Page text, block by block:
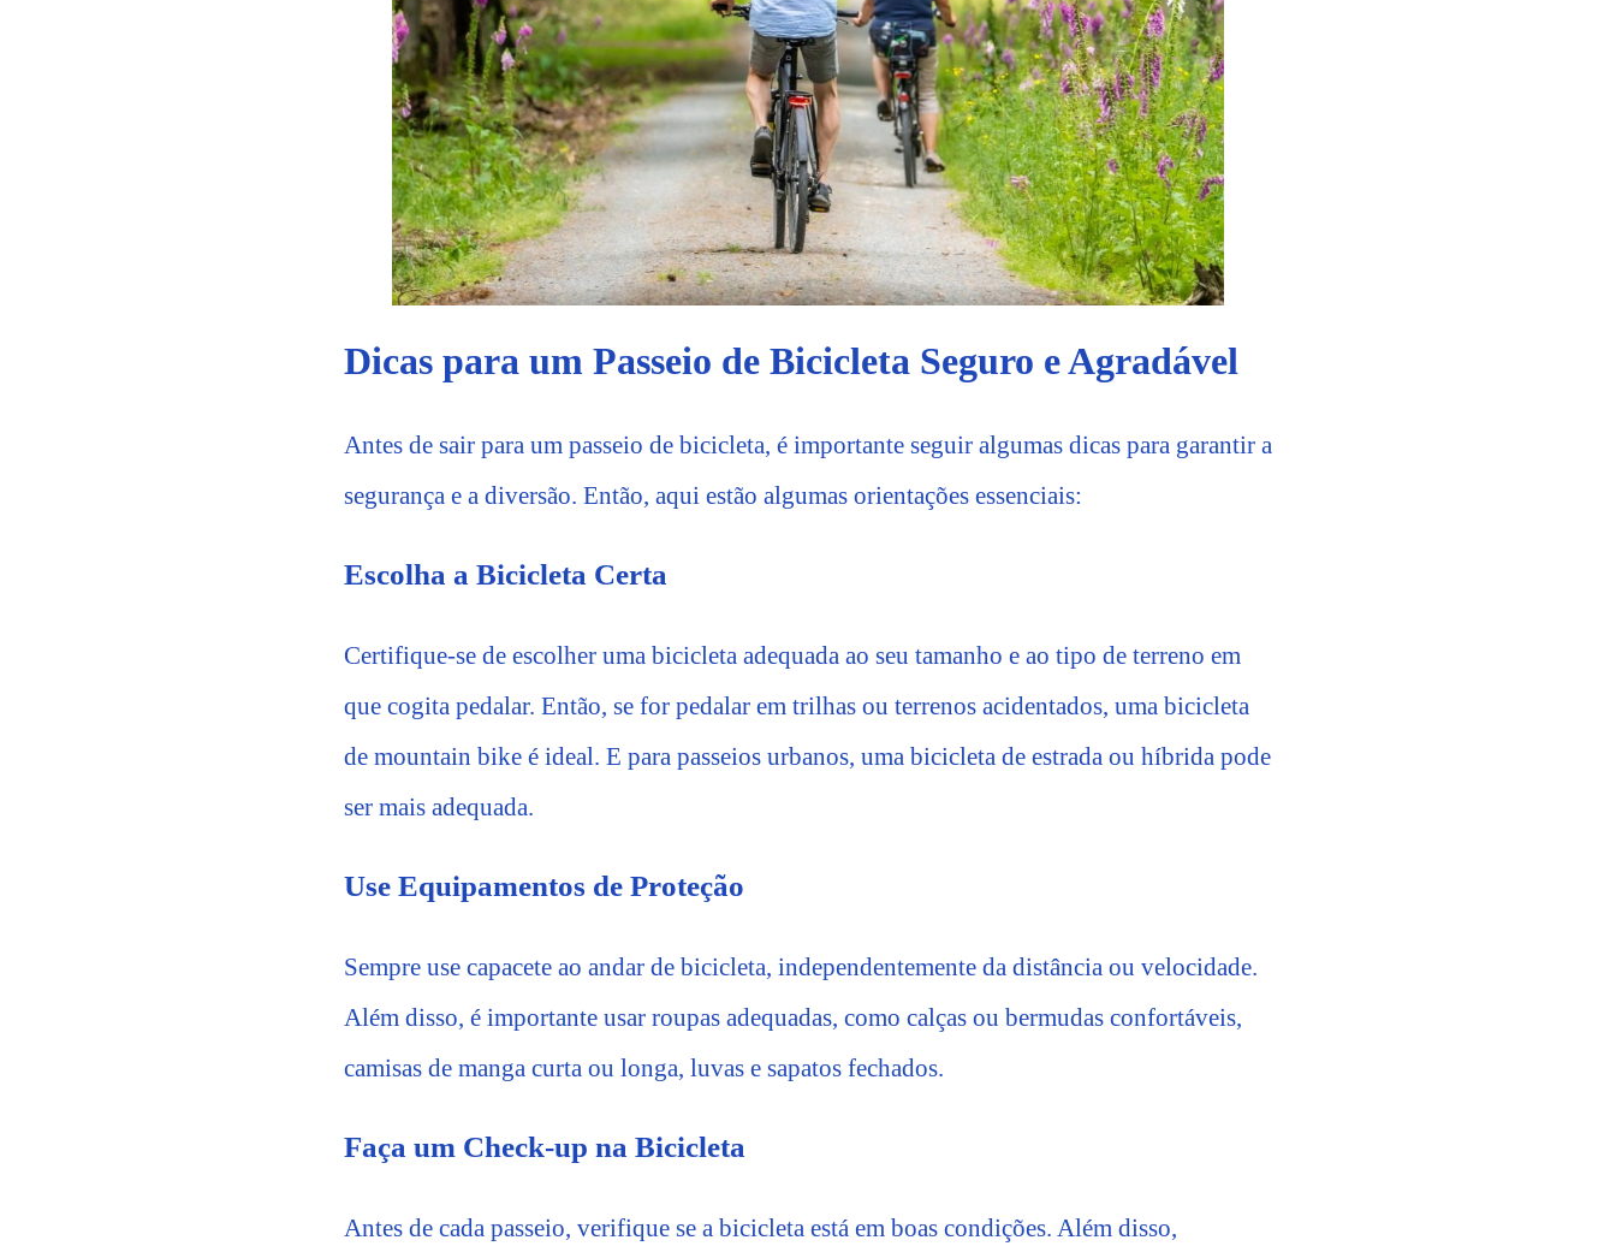
Dicas para um Passeio de Bicicleta Seguro e Agradável
Antes de sair para um passeio de bicicleta, é importante seguir algumas dicas para garantir a
segurança e a diversão. Então, aqui estão algumas orientações essenciais:
Escolha a Bicicleta Certa
Certifique-se de escolher uma bicicleta adequada ao seu tamanho e ao tipo de terreno em
que cogita pedalar. Então, se for pedalar em trilhas ou terrenos acidentados, uma bicicleta
de mountain bike é ideal. E para passeios urbanos, uma bicicleta de estrada ou híbrida pode
ser mais adequada.
Use Equipamentos de Proteção
Sempre use capacete ao andar de bicicleta, independentemente da distância ou velocidade.
Além disso, é importante usar roupas adequadas, como calças ou bermudas confortáveis,
camisas de manga curta ou longa, luvas e sapatos fechados.
Faça um Check-up na Bicicleta
Antes de cada passeio, verifique se a bicicleta está em boas condições. Além disso,